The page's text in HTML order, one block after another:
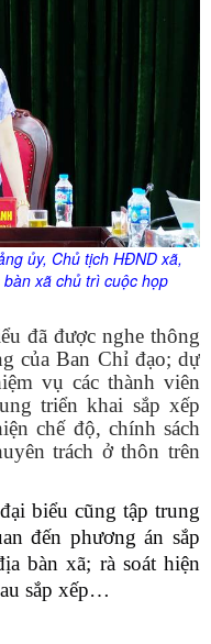
ủy, Chủ tịch HĐND xã,
xã chủ trì cuộc họp
được nghe thông
của Ban Chỉ đạo; dự
vụ các thành viên
triển khai sắp xếp
chế độ, chính sách
trách ở thôn trên
biểu cũng tập trung
đến phương án sắp
bàn xã; rà soát hiện
sắp xếp…